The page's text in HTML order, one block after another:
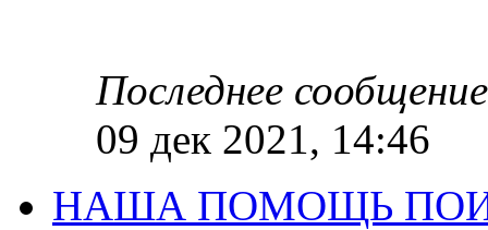
Последнее сообщение
09 дек 2021, 14:46
НАША ПОМОЩЬ